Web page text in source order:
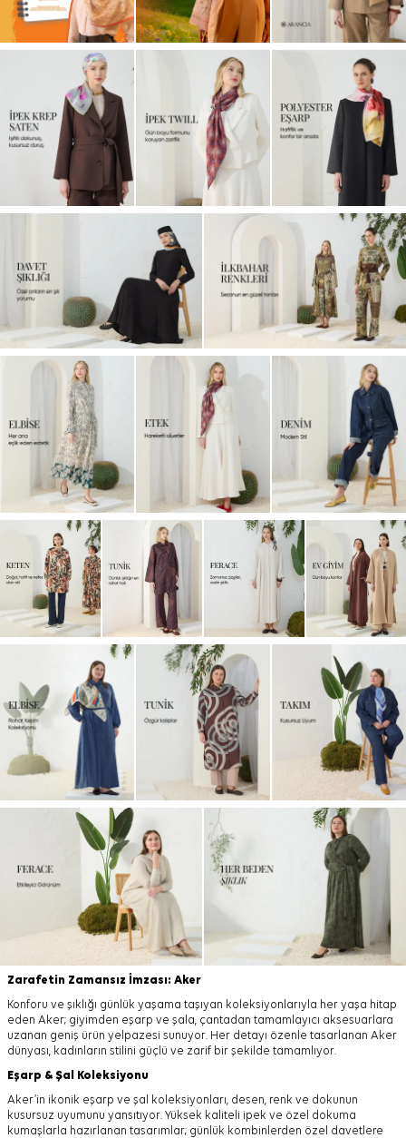
Zarafetin Zamansız İmzası: Aker
Konforu ve şıklığı günlük yaşama taşıyan koleksiyonlarıyla her yaşa hitap
eden Aker; giyimden eşarp ve şala, çantadan tamamlayıcı aksesuarlara
uzanan geniş ürün yelpazesi sunuyor. Her detayı özenle tasarlanan Aker
dünyası, kadınların stilini güçlü ve zarif bir şekilde tamamlıyor.
Eşarp & Şal Koleksiyonu
Aker’in ikonik eşarp ve şal koleksiyonları, desen, renk ve dokunun
kusursuz uyumunu yansıtıyor. Yüksek kaliteli ipek ve özel dokuma
kumaşlarla hazırlanan tasarımlar; günlük kombinlerden özel davetlere